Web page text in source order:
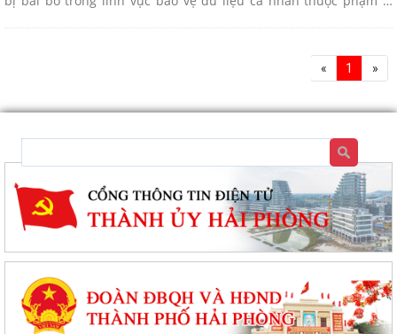
« 1 »
Đặc khu Cát Hải đẩy mạnh cải cách hành chính, nâng cao chất lượng
phục vụ người dân và doanh nghiệp
Thông báo tuyển sinh trình độ trung cấp, cao đẳng năm 2026 của
Trường Cao đẳng Kỹ thuật Hải Phòng